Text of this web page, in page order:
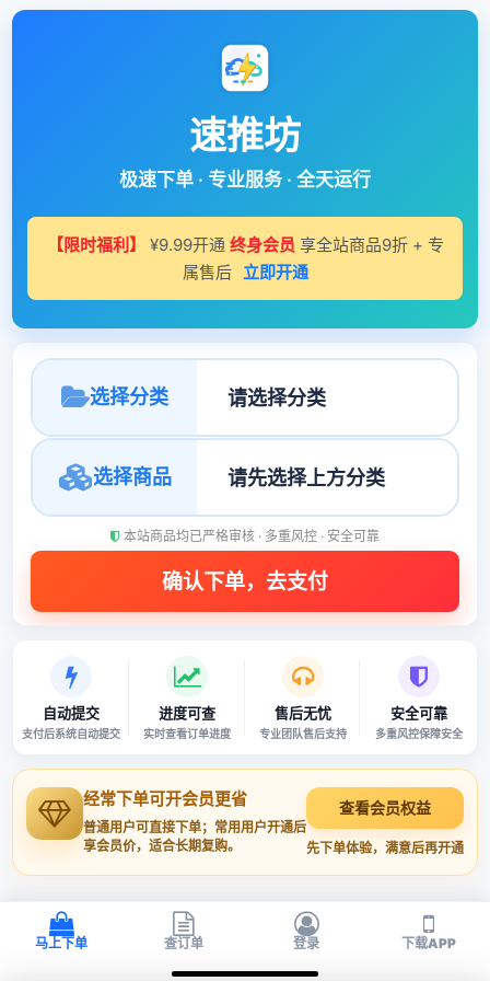
速推坊
极速下单 · 专业服务 · 全天运行
【限时福利】 ¥9.99开通 终身会员 享全站商品9折 + 专
属售后 立即开通
选择分类
选择商品
本站商品均已严格审核 · 多重风控 · 安全可靠
自动提交
支付后系统自动提交
进度可查
实时查看订单进度
售后无忧
专业团队售后支持
安全可靠
多重风控保障安全
经常下单可开会员更省
普通用户可直接下单；常用用户开通后
享会员价，适合长期复购。
查看会员权益
先下单体验，满意后再开通
马上下单 查订单 登录 下载APP